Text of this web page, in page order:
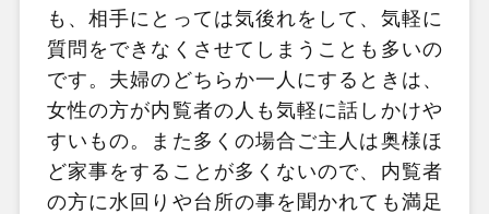
も、相手にとっては気後れをして、気軽に
質問をできなくさせてしまうことも多いの
です。夫婦のどちらか一人にするときは、
女性の方が内覧者の人も気軽に話しかけや
すいもの。また多くの場合ご主人は奥様ほ
ど家事をすることが多くないので、内覧者
の方に水回りや台所の事を聞かれても満足